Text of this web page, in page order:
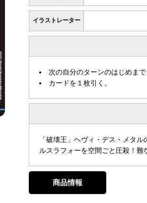
イラストレーター
次の自分のターンのはじめま
カードを１枚引く。
「破壊王」ヘヴィ・デス・メタ
ルスラフォーを空間ごと圧殺！難
商品情報